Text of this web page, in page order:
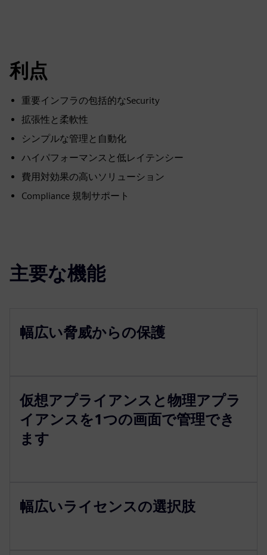
利点
重要インフラの包括的なSecurity
拡張性と柔軟性
シンプルな管理と自動化
ハイパフォーマンスと低レイテンシー
費用対効果の高いソリューション
Compliance 規制サポート
主要な機能
幅広い脅威からの保護
仮想アプライアンスと物理アプラ
イアンスを1つの画面で管理でき
ます
幅広いライセンスの選択肢